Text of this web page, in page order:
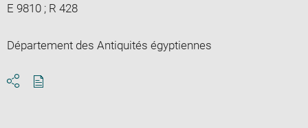
E 9810 ; R 428
Département des Antiquités égyptiennes